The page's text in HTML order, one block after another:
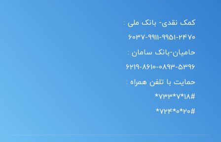
کمک نقدی- بانک ملی :
6037-9911-9951-2470
حامیان-بانک سامان :
6219-8610-0893-5396
حمایت با تلفن همراه :
18#*7*733*
20#*0*724*